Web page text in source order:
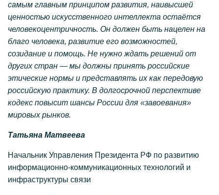
самым главным принципом развития, наивысшей
ценностью искусственного интеллекта остаётся
человекоцентричность. Он должен быть нацелен на
благо человека, развитие его возможностей,
созидание и помощь. Не нужно ждать решений от
других стран — мы должны принять российские
этические нормы и представлять их как передовую
российскую практику. В долгосрочной перспективе
кодекс повысит шансы России для «завоевания»
мировых рынков.
Татьяна Матвеева
Начальник Управления Президента РФ по развитию
информационно-коммуникационных технологий и
инфраструктуры связи